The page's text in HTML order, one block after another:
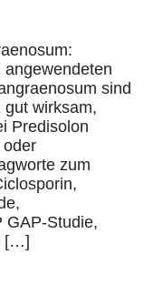
sind
gut wirksam,
Predisolon
oder
zum
GAP-Studie,
[…]